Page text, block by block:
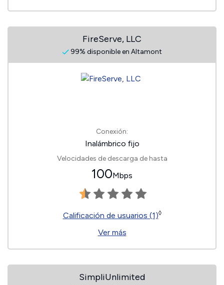
FireServe, LLC
99% disponible en Altamont
Conexión:
Inalámbrico fijo
Velocidades de descarga de hasta
100Mbps
Calificación de usuarios (1)◊
Ver más
SimpliUnlimited